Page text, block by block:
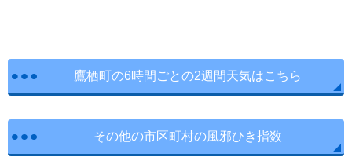
鷹栖町の6時間ごとの2週間天気はこちら
その他の市区町村の風邪ひき指数